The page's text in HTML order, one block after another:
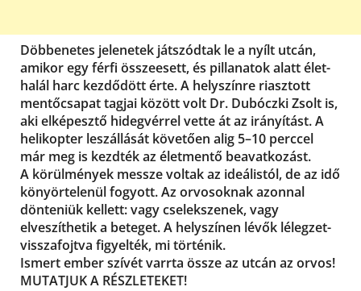
Döbbenetes jelenetek játszódtak le a nyílt utcán,
amikor egy férfi összeesett, és pillanatok alatt élet-
halál harc kezdődött érte. A helyszínre riasztott
mentőcsapat tagjai között volt Dr. Dubóczki Zsolt is,
aki elképesztő hidegvérrel vette át az irányítást. A
helikopter leszállását követően alig 5–10 perccel
már meg is kezdték az életmentő beavatkozást.
A körülmények messze voltak az ideálistól, de az idő
könyörtelenül fogyott. Az orvosoknak azonnal
dönteniük kellett: vagy cselekszenek, vagy
elveszíthetik a beteget. A helyszínen lévők lélegzet-
visszafojtva figyelték, mi történik.
Ismert ember szívét varrta össze az utcán az orvos!
MUTATJUK A RÉSZLETEKET!